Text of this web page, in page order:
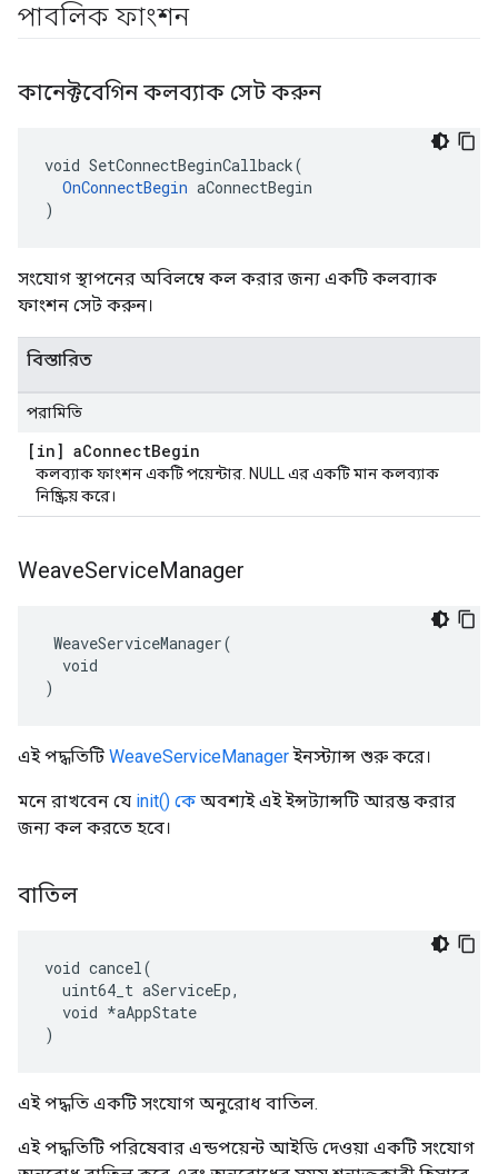
পাবলিক ফাংশন
কানেক্টবেগিন কলব্যাক সেট করুন
void SetConnectBeginCallback(
OnConnectBegin aConnectBegin
)
সংযোগ স্থাপনের অবিলম্বে কল করার জন্য একটি কলব্যাক
ফাংশন সেট করুন।
বিস্তারিত
পরামিতি
[in] aConnectBegin
কলব্যাক ফাংশন একটি পয়েন্টার. NULL এর একটি মান কলব্যাক
নিষ্ক্রিয় করে।
WeaveServiceManager
WeaveServiceManager(
  void
)
এই পদ্ধতিটি WeaveServiceManagerইনস্ট্যান্স শুরু করে।
মনে রাখবেন যে init() কে অবশ্যই এই ইন্সট্যান্সটি আরম্ভ করার
জন্য কল করতে হবে।
বাতিল
void cancel(
  uint64_t aServiceEp,
  void *aAppState
)
এই পদ্ধতি একটি সংযোগ অনুরোধ বাতিল.
এই পদ্ধতিটি পরিষেবার এন্ডপয়েন্ট আইডি দেওয়া একটি সংযোগ